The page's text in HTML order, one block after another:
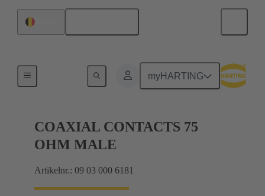
myHARTING
COAXIAL CONTACTS 75
OHM MALE
Artikelnr.: 09 03 000 6181